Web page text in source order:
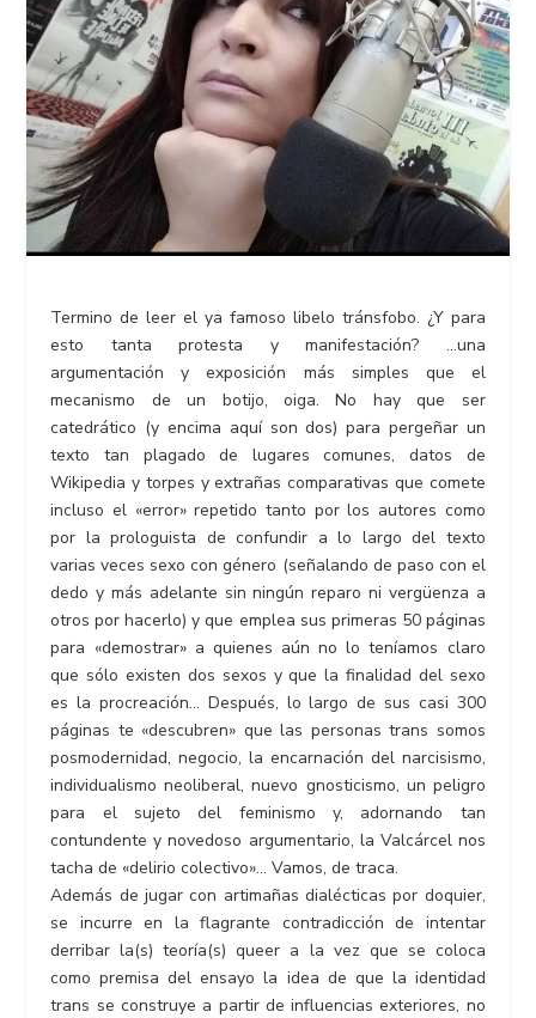
Termino de leer el ya famoso libelo tránsfobo. ¿Y para
esto tanta protesta y manifestación? …una
argumentación y exposición más simples que el
mecanismo de un botijo, oiga. No hay que ser
catedrático (y encima aquí son dos) para pergeñar un
texto tan plagado de lugares comunes, datos de
Wikipedia y torpes y extrañas comparativas que comete
incluso el «error» repetido tanto por los autores como
por la prologuista de confundir a lo largo del texto
varias veces sexo con género (señalando de paso con el
dedo y más adelante sin ningún reparo ni vergüenza a
otros por hacerlo) y que emplea sus primeras 50 páginas
para «demostrar» a quienes aún no lo teníamos claro
que sólo existen dos sexos y que la finalidad del sexo
es la procreación… Después, lo largo de sus casi 300
páginas te «descubren» que las personas trans somos
posmodernidad, negocio, la encarnación del narcisismo,
individualismo neoliberal, nuevo gnosticismo, un peligro
para el sujeto del feminismo y, adornando tan
contundente y novedoso argumentario, la Valcárcel nos
tacha de «delirio colectivo»… Vamos, de traca.
Además de jugar con artimañas dialécticas por doquier,
se incurre en la flagrante contradicción de intentar
derribar la(s) teoría(s) queer a la vez que se coloca
como premisa del ensayo la idea de que la identidad
trans se construye a partir de influencias exteriores, no